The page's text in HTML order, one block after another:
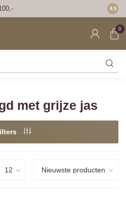
Voor
8.5
0
met grijze jas